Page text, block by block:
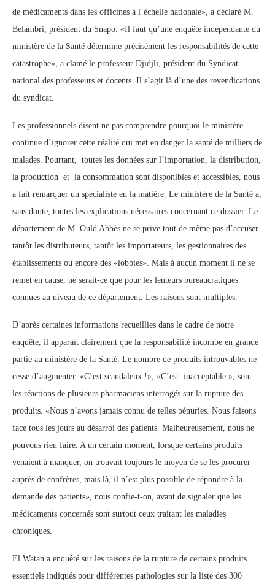
de médicaments dans les officines à l’échelle nationale», a déclaré M.
Belambri, président du Snapo. «Il faut qu’une enquête indépendante du
ministère de la Santé détermine précisément les responsabilités de cette
catastrophe», a clamé le professeur Djidjli, président du Syndicat
national des professeurs et docents. Il s’agit là d’une des revendications
du syndicat.
Les professionnels disent ne pas comprendre pourquoi le ministère
continue d’ignorer cette réalité qui met en danger la santé de milliers de
malades. Pourtant, toutes les données sur l’importation, la distribution,
la production et la consommation sont disponibles et accessibles, nous
a fait remarquer un spécialiste en la matière. Le ministère de la Santé a,
sans doute, toutes les explications nécessaires concernant ce dossier. Le
département de M. Ould Abbès ne se prive tout de même pas d’accuser
tantôt les distributeurs, tantôt les importateurs, les gestionnaires des
établissements ou encore des «lobbies». Mais à aucun moment il ne se
remet en cause, ne serait-ce que pour les lenteurs bureaucratiques
connues au niveau de ce département. Les raisons sont multiples.
D’après certaines informations recueillies dans le cadre de notre
enquête, il apparaît clairement que la responsabilité incombe en grande
partie au ministère de la Santé. Le nombre de produits introuvables ne
cesse d’augmenter. «C’est scandaleux !», «C’est inacceptable », sont
les réactions de plusieurs pharmaciens interrogés sur la rupture des
produits. «Nous n’avons jamais connu de telles pénuries. Nous faisons
face tous les jours au désarroi des patients. Malheureusement, nous ne
pouvons rien faire. A un certain moment, lorsque certains produits
venaient à manquer, on trouvait toujours le moyen de se les procurer
auprès de confrères, mais là, il n’est plus possible de répondre à la
demande des patients», nous confie-t-on, avant de signaler que les
médicaments concernés sont surtout ceux traitant les maladies
chroniques.
El Watan a enquêté sur les raisons de la rupture de certains produits
essentiels indiqués pour différentes pathologies sur la liste des 300